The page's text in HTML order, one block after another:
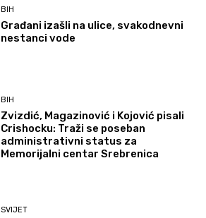
BIH
Građani izašli na ulice, svakodnevni
nestanci vode
BIH
Zvizdić, Magazinović i Kojović pisali
Crishocku: Traži se poseban
administrativni status za
Memorijalni centar Srebrenica
SVIJET